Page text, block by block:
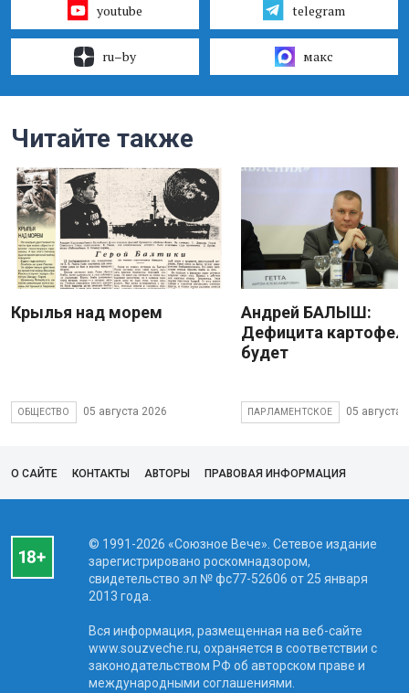
youtube telegram
ru–by макс
Читайте также
Крылья над морем
ОБЩЕСТВО 05 августа 2026
Андрей БАЛЫШ:
Дефицита
будет
ПАРЛАМЕНТСКОЕ 05 августа
О САЙТЕ КОНТАКТЫ АВТОРЫ ПРАВОВАЯ ИНФОРМАЦИЯ
© 1991-2026 «Союзное Вече». Сетевое издание
зарегистрировано роскомнадзором,
свидетельство эл № фc77-52606 от 25 января
2013 года.
Вся информация, размещенная на веб-сайте
www.souzveche.ru, охраняется в соответствии с
законодательством РФ об авторском праве и
международными соглашениями.